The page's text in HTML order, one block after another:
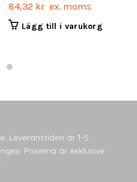
84,32 kr ex. moms
Lägg till i varukorg
Leveranstiden är 1-5
Priserna är exklusive